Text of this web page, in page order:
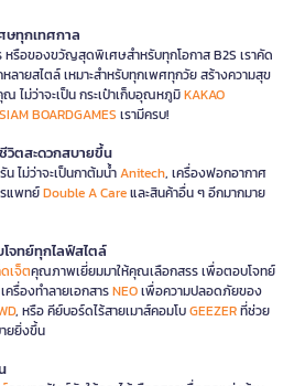
ษทุกเทศกาล
รือของขวัญสุดพิเศษสำหรับทุกโอกาส B2S เราคัด
ลายสไตล์ เหมาะสำหรับทุกเพศทุกวัย สร้างความสุข
ไม่ว่าจะเป็น กระเป๋าเก็บอุณหภูมิKAKAO
SIAM BOARDGAMES เรามีครบ!
วิตสะดวกสบายขึ้น
น ไม่ว่าจะเป็นกาต้มน้ำAnitech, เครื่องฟอกอากาศ
แพทย์Double A Careและสินค้าอื่น ๆ อีกมากมาย
จทย์ทุกไลฟ์สไตล์
เจ็ตคุณภาพเยี่ยมมาให้คุณเลือกสรร เพื่อตอบโจทย์
ครื่องทำลายเอกสารNEOเพื่อความปลอดภัยของ
, หรือ คีย์บอร์ดไร้สายเมาส์คอมโบGEEZERที่ช่วย
ยยิ่งขึ้น